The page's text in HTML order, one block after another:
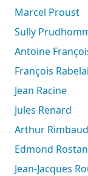
Marcel Proust
Sully
Antoine
François
Jean Racine
Jules Renard
Arthur Rimbaud
Edmond
Jean-Jacques